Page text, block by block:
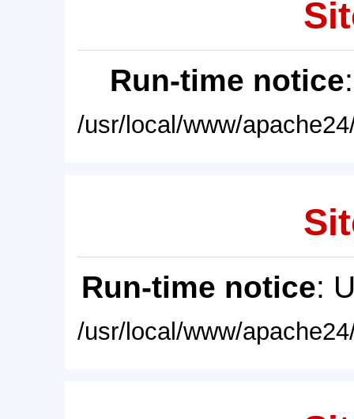
Run-time notice
/usr/local/www/
Run-time notice:
/usr/local/www/